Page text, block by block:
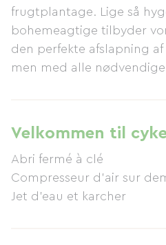
frugtplantage. Lige så
bohemeagtige tilbyder
den perfekte afslapning
men med alle
udstyret til 1 til 5
standard baseret på træ,
harmoniske blanding af
vores campingvogne et
badeværelse, en
Velkommen til
Abri fermé à clé
Compresseur d'air sur
Jet d'eau et karcher